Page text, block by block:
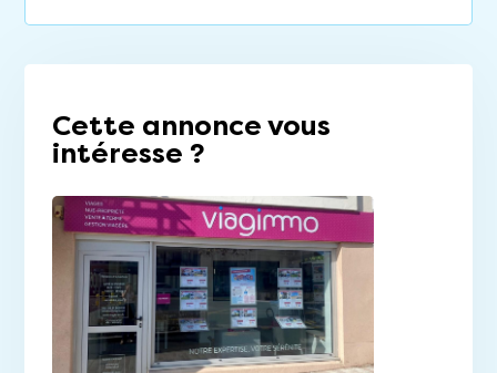
Cette annonce vous
intéresse ?